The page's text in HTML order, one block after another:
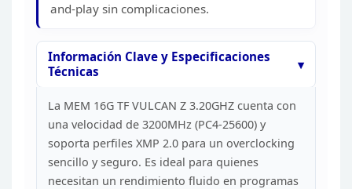
and-play sin complicaciones.
Información Clave y Especificaciones
Técnicas
La MEM 16G TF VULCAN Z 3.20GHZ cuenta con
una velocidad de 3200MHz (PC4-25600) y
soporta perfiles XMP 2.0 para un overclocking
sencillo y seguro. Es ideal para quienes
necesitan un rendimiento fluido en programas